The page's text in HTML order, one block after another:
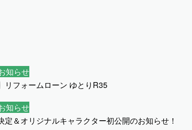
知らせ
リフォームローン ゆとりR35
知らせ
定＆オリジナルキャラクター初公開のお知らせ！